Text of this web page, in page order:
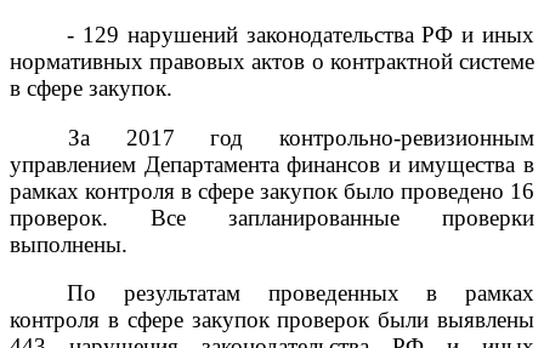
- 129 нарушений законодательства РФ и иных
нормативных правовых актов о контрактной системе
в сфере закупок.
За 2017 год контрольно-ревизионным
управлением Департамента финансов и имущества в
рамках контроля в сфере закупок было проведено 16
проверок. Все запланированные проверки
выполнены.
По результатам проведенных в рамках
контроля в сфере закупок проверок были выявлены